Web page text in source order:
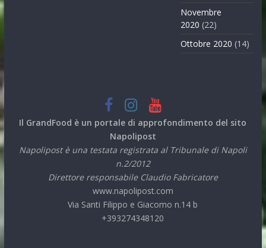
Novembre
2020 (22)
Ottobre 2020 (14)
Il GrandFood è un portale di approfondimento del sito
Napolipost
Napolipost è una testata registrata al Tribunale di Napoli
n.2/2012
Direttore responsabile Claudio Fabricatore
www.napolipost.com
Via Santi Filippo e Giacomo n.14 b
+393274348120